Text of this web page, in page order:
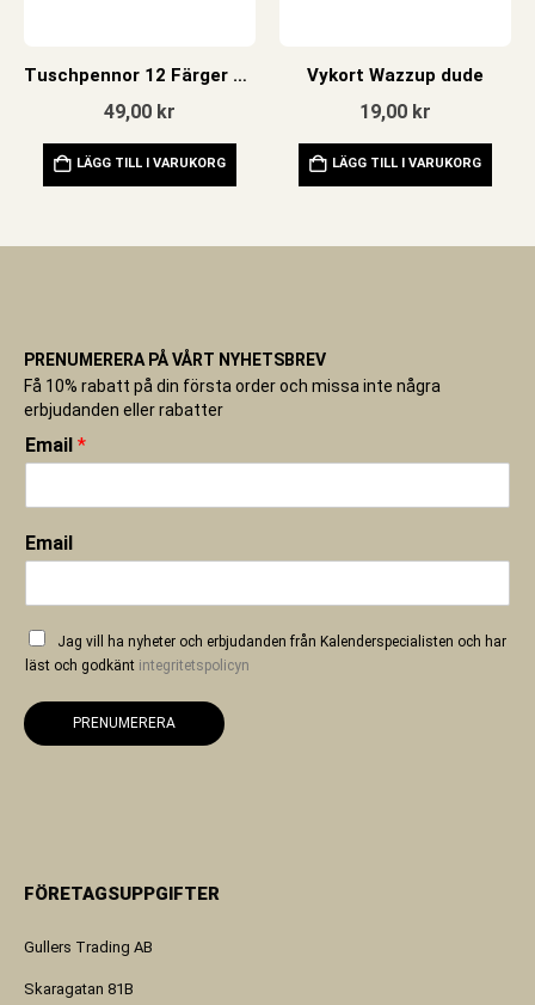
Tuschpennor 12 Färger Capybara
49,00 kr
LÄGG TILL I VARUKORG
Vykort Wazzup dude
19,00 kr
LÄGG TILL I VARUKORG
PRENUMERERA PÅ VÅRT NYHETSBREV
Få 10% rabatt på din första order och missa inte några
erbjudanden eller rabatter
Email *
Email
Jag vill ha nyheter och erbjudanden från Kalenderspecialisten och har
läst och godkänt integritetspolicyn
PRENUMERERA
FÖRETAGSUPPGIFTER
Gullers Trading AB
Skaragatan 81B